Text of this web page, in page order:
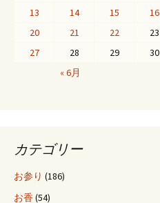
ビ
ゲ
シ
ョ
13
14 15 16
20
21 22 23
27
28 29 30
« 6月
カテゴリー
お参り (186)
お香(54)